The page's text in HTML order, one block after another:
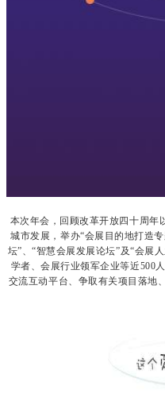
本次年会，回顾改革开放四十周年
城市发展，举办“会展目的地打造
坛”、“智慧会展发展论坛”及“会展
学者、会展行业领军企业等近500
交流互动平台、争取有关项目落地